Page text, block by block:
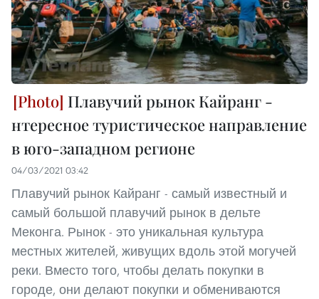
Плавучий рынок Кайранг -
нтересное туристическое направление
в юго-западном регионе
04/03/2021 03:42
Плавучий рынок Кайранг - самый известный и
самый большой плавучий рынок в дельте
Меконга. Рынок - это уникальная культура
местных жителей, живущих вдоль этой могучей
реки. Вместо того, чтобы делать покупки в
городе, они делают покупки и обмениваются